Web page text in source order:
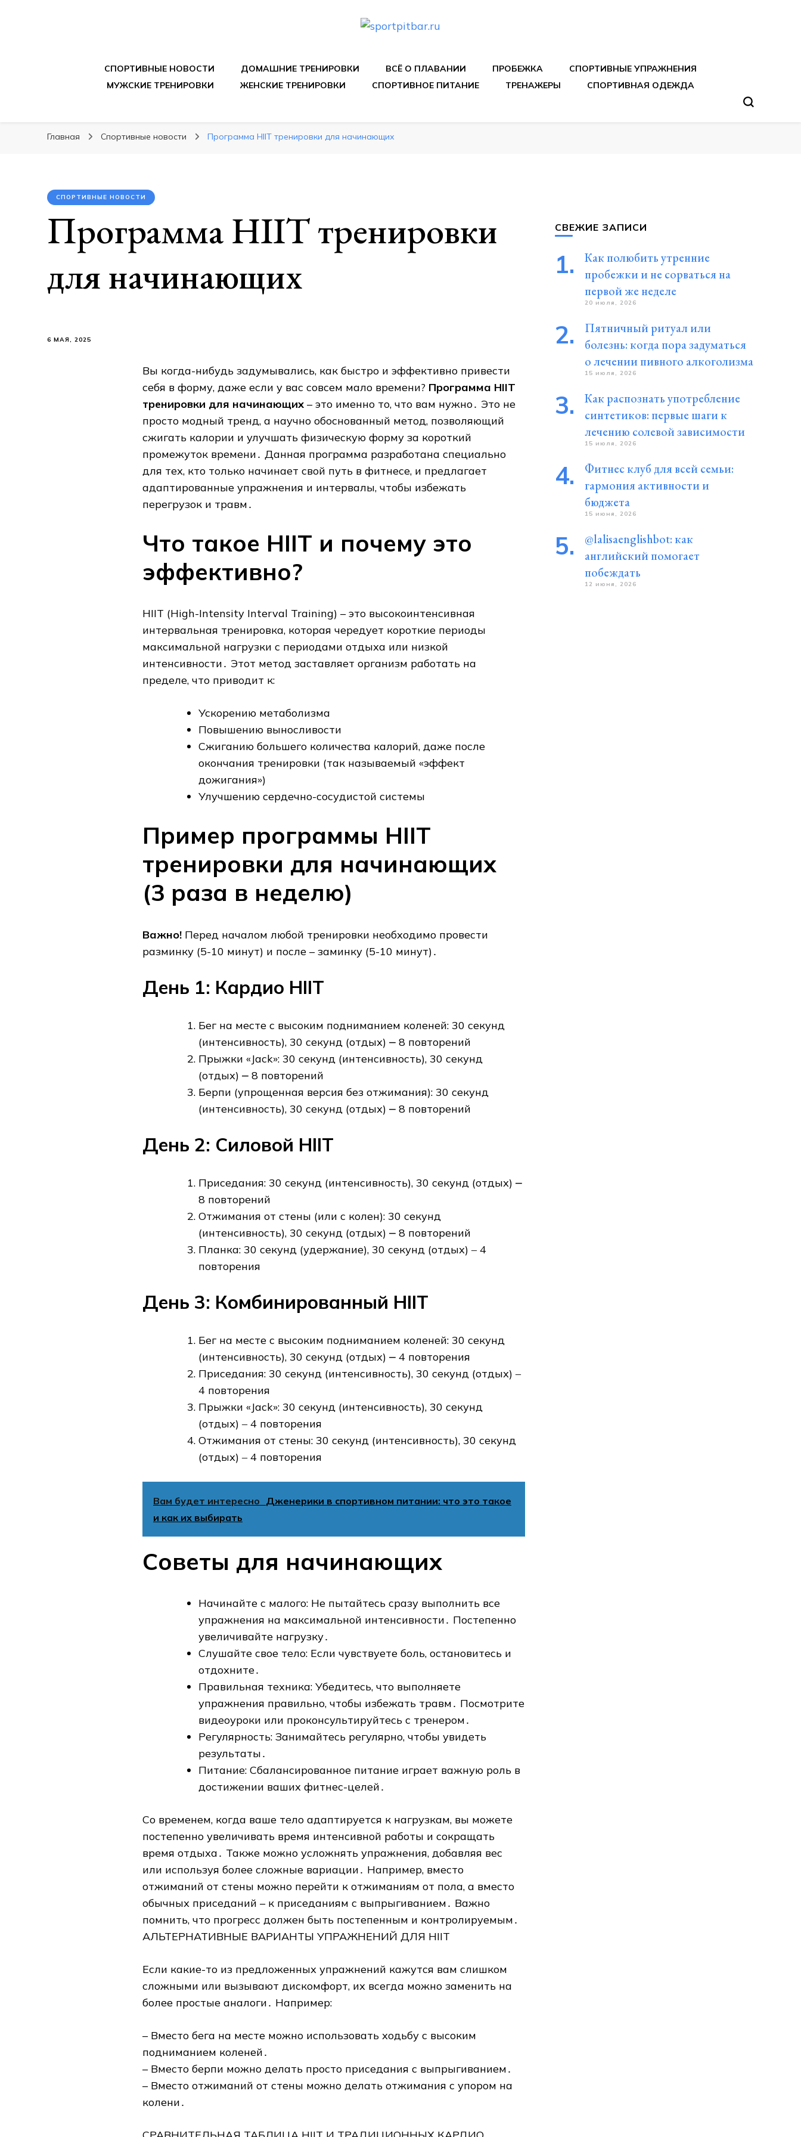
СПОРТИВНЫЕ НОВОСТИ ДОМАШНИЕ ТРЕНИРОВКИ ВСЁ О ПЛАВАНИИ ПРОБЕЖКА
СПОРТИВНЫЕ УПРАЖНЕНИЯ
МУЖСКИЕ ТРЕНИРОВКИ
ЖЕНСКИЕ ТРЕНИРОВКИ СПОРТИВНОЕ ПИТАНИЕ ТРЕНАЖЕРЫ СПОРТИВНАЯ ОДЕЖДА
Главная Спортивные новости Программа HIIT тренировки для начинающих
СПОРТИВНЫЕ НОВОСТИ
Программа HIIT тренировки
для начинающих
6 МАЯ, 2025
Вы когда-нибудь задумывались‚ как быстро и эффективно привести
себя в форму‚ даже если у вас совсем мало времени? Программа HIIT
тренировки для начинающих – это именно то‚ что вам нужно․ Это не
просто модный тренд‚ а научно обоснованный метод‚ позволяющий
сжигать калории и улучшать физическую форму за короткий
промежуток времени․ Данная программа разработана специально
для тех‚ кто только начинает свой путь в фитнесе‚ и предлагает
адаптированные упражнения и интервалы‚ чтобы избежать
перегрузок и травм․
Что такое HIIT и почему это
эффективно?
HIIT (High-Intensity Interval Training) – это высокоинтенсивная
интервальная тренировка‚ которая чередует короткие периоды
максимальной нагрузки с периодами отдыха или низкой
интенсивности․ Этот метод заставляет организм работать на
пределе‚ что приводит к:
Ускорению метаболизма
Повышению выносливости
Сжиганию большего количества калорий‚ даже после
окончания тренировки (так называемый «эффект
дожигания»)
Улучшению сердечно-сосудистой системы
Пример программы HIIT
тренировки для начинающих
(3 раза в неделю)
Важно! Перед началом любой тренировки необходимо провести
разминку (5-10 минут) и после – заминку (5-10 минут)․
День 1: Кардио HIIT
Бег на месте с высоким подниманием коленей: 30 секунд
(интенсивность)‚ 30 секунд (отдых) ⎼ 8 повторений
Прыжки «Jack»: 30 секунд (интенсивность)‚ 30 секунд
(отдых) ⎼ 8 повторений
Берпи (упрощенная версия без отжимания): 30 секунд
(интенсивность)‚ 30 секунд (отдых) ⎼ 8 повторений
День 2: Силовой HIIT
Приседания: 30 секунд (интенсивность)‚ 30 секунд (отдых) ⎼
8 повторений
Отжимания от стены (или с колен): 30 секунд
(интенсивность)‚ 30 секунд (отдых) ⎼ 8 повторений
Планка: 30 секунд (удержание)‚ 30 секунд (отдых) ‒ 4
повторения
День 3: Комбинированный HIIT
Бег на месте с высоким подниманием коленей: 30 секунд
(интенсивность)‚ 30 секунд (отдых) ⎼ 4 повторения
Приседания: 30 секунд (интенсивность)‚ 30 секунд (отдых) ‒
4 повторения
Прыжки «Jack»: 30 секунд (интенсивность)‚ 30 секунд
(отдых) ‒ 4 повторения
Отжимания от стены: 30 секунд (интенсивность)‚ 30 секунд
(отдых) ‒ 4 повторения
Вам будет интересно Дженерики в спортивном питании: что это такое
и как их выбирать
Советы для начинающих
Начинайте с малого: Не пытайтесь сразу выполнить все
упражнения на максимальной интенсивности․ Постепенно
увеличивайте нагрузку․
Слушайте свое тело: Если чувствуете боль‚ остановитесь и
отдохните․
Правильная техника: Убедитесь‚ что выполняете
упражнения правильно‚ чтобы избежать травм․ Посмотрите
видеоуроки или проконсультируйтесь с тренером․
Регулярность: Занимайтесь регулярно‚ чтобы увидеть
результаты․
Питание: Сбалансированное питание играет важную роль в
достижении ваших фитнес-целей․
Со временем‚ когда ваше тело адаптируется к нагрузкам‚ вы можете
постепенно увеличивать время интенсивной работы и сокращать
время отдыха․ Также можно усложнять упражнения‚ добавляя вес
или используя более сложные вариации․ Например‚ вместо
отжиманий от стены можно перейти к отжиманиям от пола‚ а вместо
обычных приседаний – к приседаниям с выпрыгиванием․ Важно
помнить‚ что прогресс должен быть постепенным и контролируемым․
АЛЬТЕРНАТИВНЫЕ ВАРИАНТЫ УПРАЖНЕНИЙ ДЛЯ HIIT
Если какие-то из предложенных упражнений кажутся вам слишком
сложными или вызывают дискомфорт‚ их всегда можно заменить на
более простые аналоги․ Например:
– Вместо бега на месте можно использовать ходьбу с высоким
подниманием коленей․
– Вместо берпи можно делать просто приседания с выпрыгиванием․
– Вместо отжиманий от стены можно делать отжимания с упором на
колени․
СВЕЖИЕ ЗАПИСИ
Как полюбить утренние
пробежки и не сорваться на
первой же неделе
20 июля, 2026
Пятничный ритуал или
болезнь: когда пора задуматься
о лечении пивного алкоголизма
15 июля, 2026
Как распознать употребление
синтетиков: первые шаги к
лечению солевой зависимости
15 июля, 2026
Фитнес клуб для всей семьи:
гармония активности и
бюджета
15 июня, 2026
@lalisaenglishbot: как
английский помогает
побеждать
12 июня, 2026